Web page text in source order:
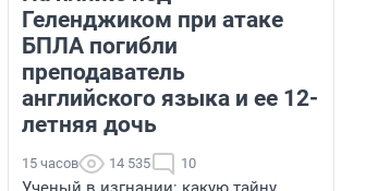
Геленджиком при атаке
БПЛА погибли
преподаватель
английского языка и ее 12-
летняя дочь
15 часов 14 535 10